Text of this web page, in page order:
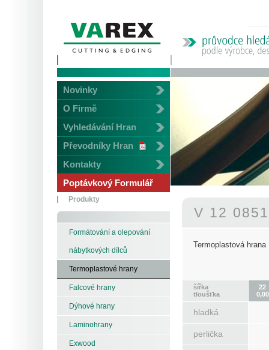
Novinky
O Firmě
Vyhledávání Hran
Převodníky Hran
Kontakty
Poptávkový Formulář
Produkty
Formátování a olepování
nábytkových dílců
Termoplastové hrany
Falcové hrany
Dýhové hrany
Laminohrany
Exwood
V 12
Termoplastová hrana
šířka
tloušťka
22
0,00
hladká
perlička